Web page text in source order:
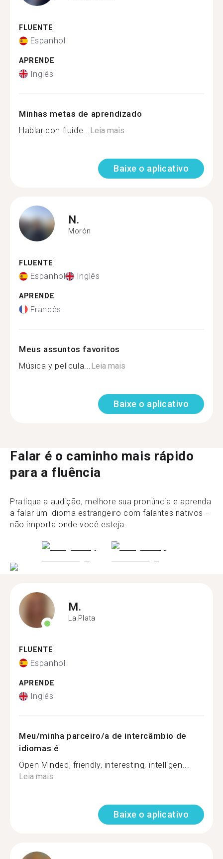
FLUENTE
Espanhol
APRENDE
Inglês
Minhas metas de aprendizado
Hablar.con fluide... Leia mais
Baixe o aplicativo
N.
Morón
FLUENTE
Espanhol Inglês
APRENDE
Francês
Meus assuntos favoritos
Música y pelicula... Leia mais
Baixe o aplicativo
Falar é o caminho mais rápido
para a fluência
Pratique a audição, melhore sua pronúncia e aprenda
a falar um idioma estrangeiro com falantes nativos -
não importa onde você esteja.
M.
La Plata
FLUENTE
Espanhol
APRENDE
Inglês
Meu/minha parceiro/a de intercâmbio de
idiomas é
Open Minded, friendly, interesting, intelligen...
Leia mais
Baixe o aplicativo